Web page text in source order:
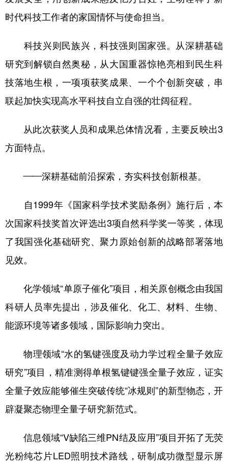
时代科技工作者的家国情怀与使命担当。
科技兴则民族兴，科技强则国家强。从深耕基础
研究到解锁自然奥秘，从大国重器惊艳亮相到民生科
技落地生根，一项项获奖成果、一个个创新突破，串
联起加快实现高水平科技自立自强的壮阔征程。
从此次获奖人员和成果总体情况看，主要反映出3
方面特点。
——深耕基础前沿探索，夯实科技创新根基。
自1999年《国家科学技术奖励条例》施行后，本
次国家科技奖首次评选出3项自然科学奖一等奖，体现
了我国强化基础研究、聚力原始创新的战略部署落地
见效。
化学领域“单原子催化”项目，相关原创概念由我国
科研人员率先提出，涉及催化、化工、材料、生物、
能源环境等诸多领域，国际影响力突出。
物理领域“水的氢键强度及动力学过程全量子效应
研究”项目，精准测得单根氢键键强全量子效应，证实
全量子效应能够催生突破传统“冰规则”的新型物态，开
辟凝聚态物理全量子研究新范式。
信息领域“V缺陷三维PN结及应用”项目开拓了无荧
光粉纯芯片LED照明技术路线，研制成功微型显示屏